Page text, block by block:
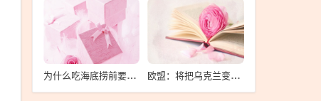
为什么吃海底捞前要先上个坡 欧盟：将把乌克兰变成“钢铁豪猪”